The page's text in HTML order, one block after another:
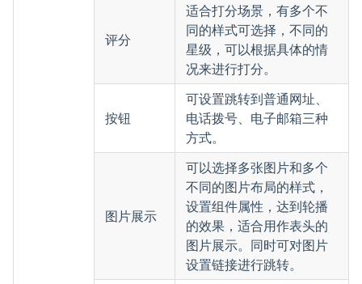
评分
适合打分场景，有多个不
同的样式可选择，不同的
星级，可以根据具体的情
况来进行打分。
按钮
可设置跳转到普通网址、
电话拨号、电子邮箱三种
方式。
图片展示
可以选择多张图片和多个
不同的图片布局的样式，
设置组件属性，达到轮播
的效果，适合用作表头的
图片展示。同时可对图片
设置链接进行跳转。